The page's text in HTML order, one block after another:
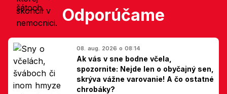
Odporúčame
08. aug. 2026 o 08:14
Ak vás v sne bodne včela,
spozornite: Nejde len o obyčajný sen,
skrýva vážne varovanie! A čo ostatné
chrobáky?